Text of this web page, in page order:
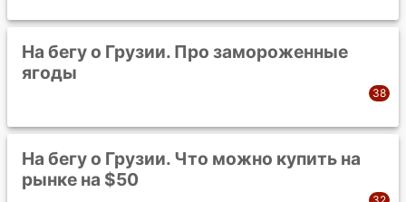
На бегу о Грузии. Про замороженные
ягоды
На бегу о Грузии. Что можно купить на
рынке на $50